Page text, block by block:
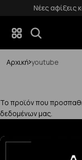
Νέες αφίξεις
Αρχική youtube
Το προϊόν που
δεδομένων μας.